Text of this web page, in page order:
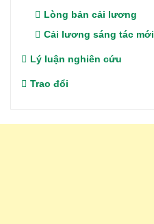
Lòng bản cải lương
Cải lương sáng tác mới
Lý luận nghiên cứu
Trao đổi